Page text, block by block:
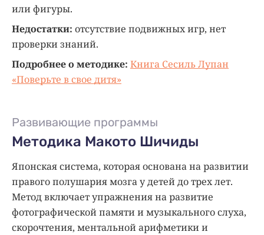
или фигуры.
Недостатки: отсутствие подвижных игр, нет
проверки знаний.
Подробнее о методике: Книга Сесиль Лупан
«Поверьте в свое дитя»
Развивающие программы
Методика Макото Шичиды
Японская система, которая основана на развитии
правого полушария мозга у детей до трех лет.
Метод включает упражнения на развитие
фотографической памяти и музыкального слуха,
скорочтения, ментальной арифметики и